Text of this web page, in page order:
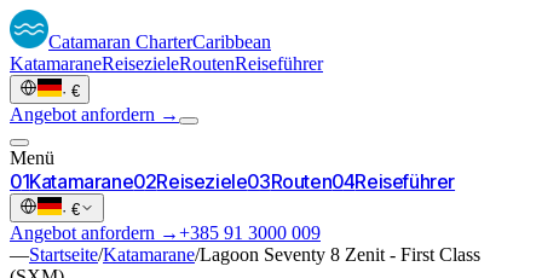
Catamaran CharterCaribbean
KatamaraneReisezieleRoutenReiseführer
· €
Angebot anfordern →
Menü
01Katamarane02Reiseziele03Routen04Reiseführer
· €
Angebot anfordern →+385 91 3000 009
—Startseite/Katamarane/Lagoon Seventy 8 Zenit - First Class